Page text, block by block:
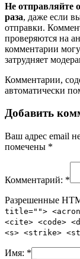
Не отправляйте
раза, даже если
отправки.
проверяются на
комментарии
затрудняет
Комментарии,
автоматически
Добавить
Ваш адрес email
помечены *
Комментарий: *
Разрешенные
title="">
<cite> <code>
<s> <strike>
Имя: *